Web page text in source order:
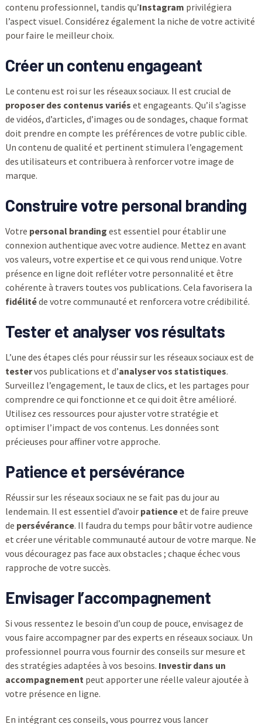
contenu professionnel, tandis qu’Instagram privilégiera
l’aspect visuel. Considérez également la niche de votre activité
pour faire le meilleur choix.
Créer un contenu engageant
Le contenu est roi sur les réseaux sociaux. Il est crucial de
proposer des contenus variés et engageants. Qu’il s’agisse
de vidéos, d’articles, d’images ou de sondages, chaque format
doit prendre en compte les préférences de votre public cible.
Un contenu de qualité et pertinent stimulera l’engagement
des utilisateurs et contribuera à renforcer votre image de
marque.
Construire votre personal branding
Votre personal branding est essentiel pour établir une
connexion authentique avec votre audience. Mettez en avant
vos valeurs, votre expertise et ce qui vous rend unique. Votre
présence en ligne doit refléter votre personnalité et être
cohérente à travers toutes vos publications. Cela favorisera la
fidélitéde votre communauté et renforcera votre crédibilité.
Tester et analyser vos résultats
L’une des étapes clés pour réussir sur les réseaux sociaux est de
testervos publications et d’analyser vos statistiques.
Surveillez l’engagement, le taux de clics, et les partages pour
comprendre ce qui fonctionne et ce qui doit être amélioré.
Utilisez ces ressources pour ajuster votre stratégie et
optimiser l’impact de vos contenus. Les données sont
précieuses pour affiner votre approche.
Patience et persévérance
Réussir sur les réseaux sociaux ne se fait pas du jour au
lendemain. Il est essentiel d’avoir patienceet de faire preuve
de persévérance. Il faudra du temps pour bâtir votre audience
et créer une véritable communauté autour de votre marque. Ne
vous découragez pas face aux obstacles ; chaque échec vous
rapproche de votre succès.
Envisager l’accompagnement
Si vous ressentez le besoin d’un coup de pouce, envisagez de
vous faire accompagner par des experts en réseaux sociaux. Un
professionnel pourra vous fournir des conseils sur mesure et
des stratégies adaptées à vos besoins. Investir dans un
accompagnement peut apporter une réelle valeur ajoutée à
votre présence en ligne.
En intégrant ces conseils, vous pourrez vous lancer